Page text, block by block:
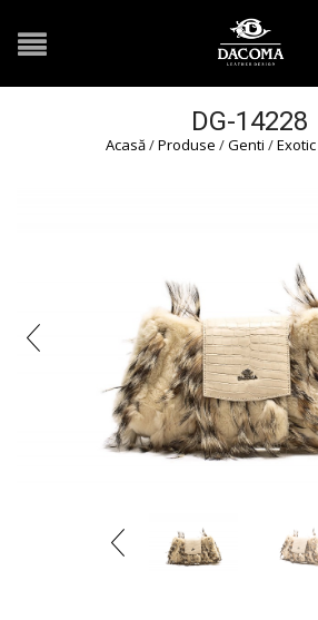
DG-14228
Acasă/Produse /Genti /Exotic